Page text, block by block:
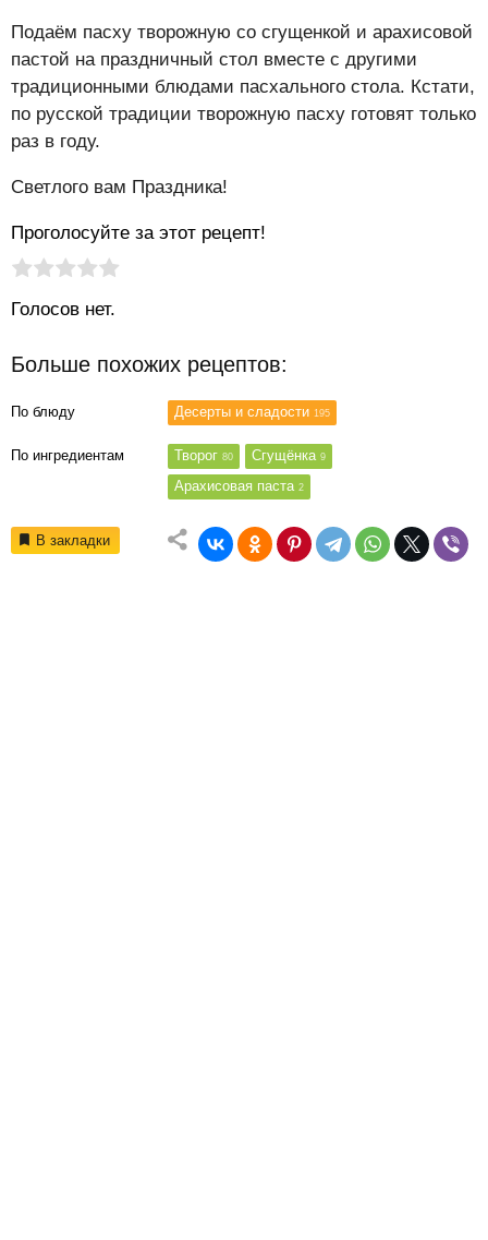
Подаём пасху творожную со сгущенкой и арахисовой
пастой на праздничный стол вместе с другими
традиционными блюдами пасхального стола. Кстати,
по русской традиции творожную пасху готовят только
раз в году.
Светлого вам Праздника!
Проголосуйте за этот рецепт!
Рейтинг статьи:
Голосов нет.
Больше похожих рецептов:
По блюду Десерты и сладости 195
По ингредиентам Творог 80 Сгущёнка 9
Арахисовая паста 2
В закладки